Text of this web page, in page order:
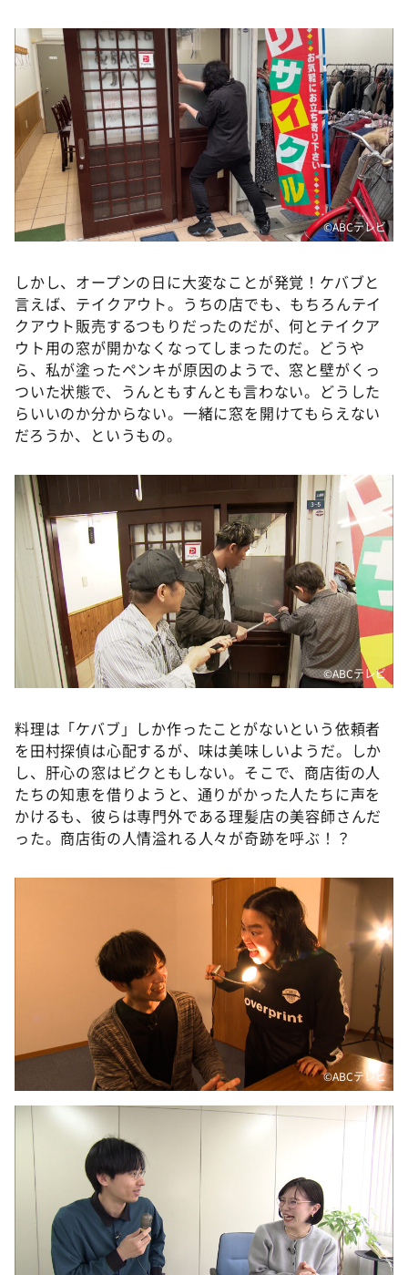
©ABCテレビ
しかし、オープンの日に大変なことが発覚！ケバブと
言えば、テイクアウト。うちの店でも、もちろんテイ
クアウト販売するつもりだったのだが、何とテイクア
ウト用の窓が開かなくなってしまったのだ。どうや
ら、私が塗ったペンキが原因のようで、窓と壁がくっ
ついた状態で、うんともすんとも言わない。どうした
らいいのか分からない。一緒に窓を開けてもらえない
だろうか、というもの。
©ABCテレビ
料理は「ケバブ」しか作ったことがないという依頼者
を田村探偵は心配するが、味は美味しいようだ。しか
し、肝心の窓はビクともしない。そこで、商店街の人
たちの知恵を借りようと、通りがかった人たちに声を
かけるも、彼らは専門外である理髪店の美容師さんだ
った。商店街の人情溢れる人々が奇跡を呼ぶ！？
©ABCテレビ